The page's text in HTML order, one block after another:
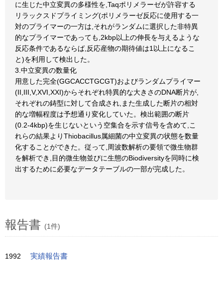
に生じた中立変異の多様性を,Taqポリメラーゼが許容する
リラックスドプライミング(ポリメラーゼ反応に使用する一
対のプライマーの一方は,それがランダムに選択した非特異
的なプライマーであっても,2kbp以上の伸長を与えるような
反応条件であるならば,反応産物の期待値は1以上になるこ
と)を利用して検出した。
3.中立変異の数量化
用意した完全(GGCACCTGCGT)およびランダムプライマー
(II,III,V,XVI,XXI)からそれぞれ特異的な大きさのDNA断片が,
それぞれの鋳型に対して合成され,また生成した断片の相対
的な増幅程度は予想通り変化していた。検出範囲の断片
(0.2-4kbp)を生じないという空集合を示す信号を含めて,こ
れらの結果よりThiobacillus属細菌の中立変異の状態を数量
化することができた。従って,周波数解析の要領で微生物群
を解析でき,目的微生物並びに生態のBiodiversityを同時に検
出するために必要なデータテーブルの一部が完成した。
報告書 (1件)
1992 実績報告書